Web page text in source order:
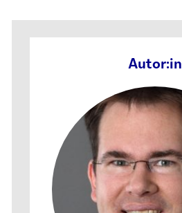
Autor:in